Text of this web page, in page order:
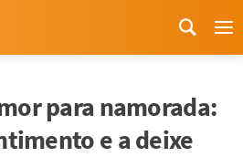
para namorada:
e a deixe